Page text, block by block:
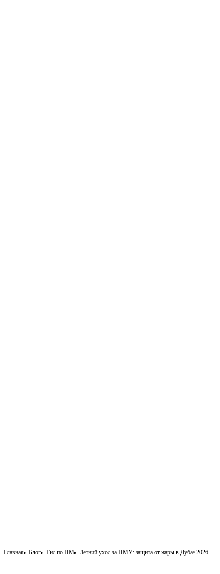
Главная Блог Гид по ПМ Летний уход за ПМУ: защита от жары в Дубае 2026